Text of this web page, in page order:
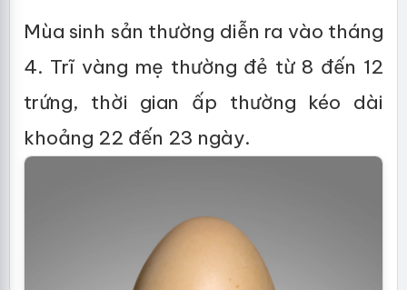
Mùa sinh sản thường diễn ra vào tháng
4. Trĩ vàng mẹ thường đẻ từ 8 đến 12
trứng, thời gian ấp thường kéo dài
khoảng 22 đến 23 ngày.